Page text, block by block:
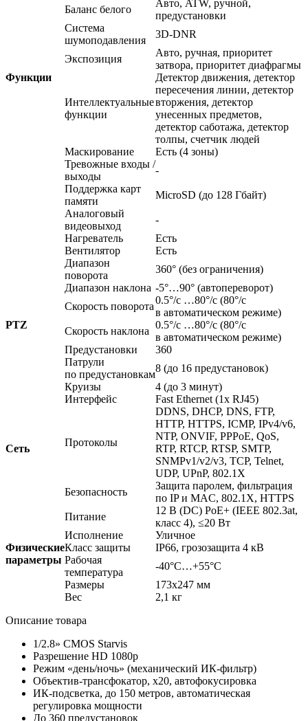
Функции
Баланс белого
Авто, ATW, ручной,
предустановки
Система
шумоподавления
3D-DNR
Экспозиция
Авто, ручная, приоритет
затвора, приоритет диафрагмы
Интеллектуальные
функции
Детектор движения, детектор
пересечения линии, детектор
вторжения, детектор
унесенных предметов,
детектор саботажа, детектор
толпы, счетчик людей
Маскирование
Есть (4 зоны)
Тревожные входы /
выходы
-
Поддержка карт
памяти
MicroSD (до 128 Гбайт)
Аналоговый
видеовыход
-
Нагреватель
Есть
Вентилятор
Есть
PTZ
Диапазон
поворота
360° (без ограничения)
Диапазон наклона -5°…90° (автопереворот)
Скорость поворота
0.5°/с …80°/с (80°/с
в автоматическом режиме)
Скорость наклона
0.5°/с …80°/с (80°/с
в автоматическом режиме)
Предустановки
360
Патрули
по предустановкам
8 (до 16 предустановок)
Круизы
4 (до 3 минут)
Сеть
Интерфейс Fast Ethernet (1x RJ45)
Протоколы
DDNS, DHCP, DNS, FTP,
HTTP, HTTPS, ICMP, IPv4/v6,
NTP, ONVIF, PPPoE, QoS,
RTP, RTCP, RTSP, SMTP,
SNMPv1/v2/v3, TCP, Telnet,
UDP, UPnP, 802.1X
Безопасность
Защита паролем, фильтрация
по IP и MAC, 802.1X, HTTPS
Физические
параметры
Питание
12 В (DC) PoE+ (IEEE 802.3at,
класс 4), ≤20 Вт
Исполнение
Уличное
Класс защиты
IP66, грозозащита 4 кВ
Рабочая
температура
-40°C…+55°C
Размеры
173x247 мм
Вес
2,1 кг
Описание товара
1/2.8» CMOS Starvis
Разрешение HD 1080p
Режим «день/ночь» (механический ИК-фильтр)
Объектив-трансфокатор, х20, автофокусировка
ИК-подсветка, до 150 метров, автоматическая
регулировка мощности
До 360 предустановок